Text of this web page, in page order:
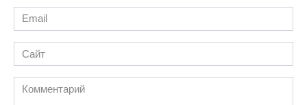
Email
*
Сайт
Комментарий